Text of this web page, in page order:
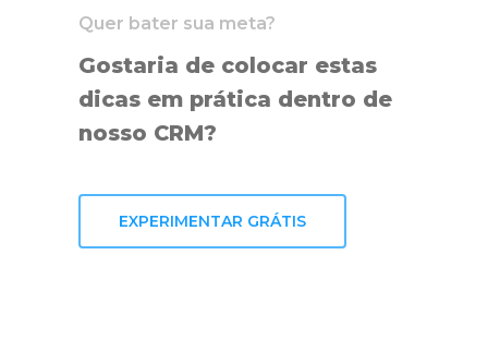
Quer bater sua meta?
Gostaria de colocar estas
dicas em prática dentro de
nosso CRM?
EXPERIMENTAR GRÁTIS